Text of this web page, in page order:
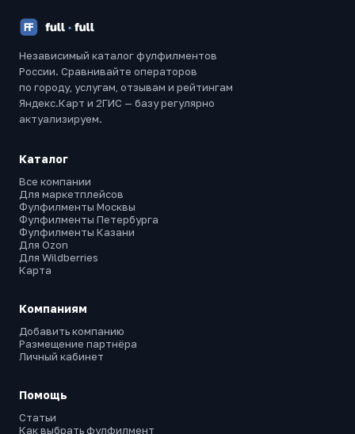
Независимый каталог фулфилментов
России. Сравнивайте операторов
по городу, услугам, отзывам и рейтингам
Яндекс.Карт и 2ГИС — базу регулярно
актуализируем.
Каталог
Все компании
Для маркетплейсов
Фулфилменты Москвы
Фулфилменты Петербурга
Фулфилменты Казани
Для Ozon
Для Wildberries
Карта
Компаниям
Добавить компанию
Размещение партнёра
Личный кабинет
Помощь
Статьи
Как выбрать фулфилмент